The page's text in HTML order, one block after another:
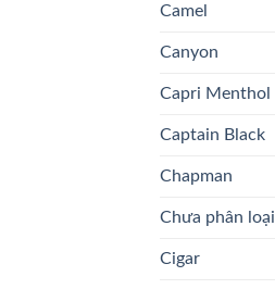
Camel
Canyon
Capri Menthol
Captain Black
Chapman
Chưa phân loại
Cigar